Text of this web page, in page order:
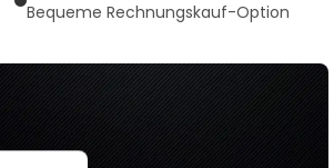
Bequeme Rechnungskauf-Option